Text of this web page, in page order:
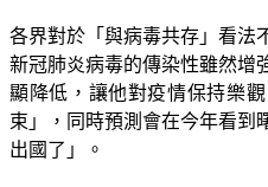
各界對於「與病毒共存」看法
新冠肺炎病毒的傳染性雖然增
顯降低，讓他對疫情保持樂
束」，同時預測會在今年看到
出國了」。